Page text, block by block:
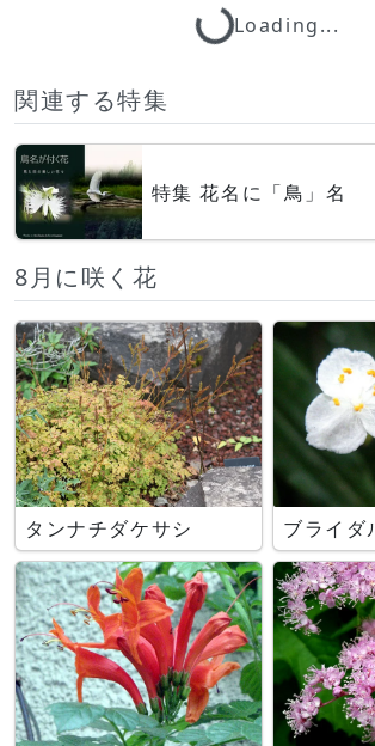
Loading...Loading...
関連する特集
特集 花名に「鳥」名
8月に咲く花
タンナチダケサシ ブライダ